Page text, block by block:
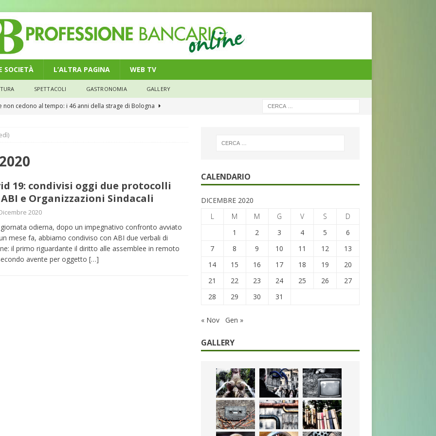
SOCIETÀ L’ALTRA PAGINA WEB TV
SPETTACOLI GASTRONOMIA GALLERY
non cedono al tempo: i 46 anni della strage di Bologna
un modello di equilibrio nel credito. Debiti più leggeri e rate sotto
num.16/2026 – Legge di Bilancio 2026 – Il nuovo limite di 5000
in denaro, ma anche i benefit aziendali
caregiver: la sfida quotidiana dell’assistenza tra ferie e rinunce
19: condivisi oggi due protocolli
e Organizzazioni Sindacali
2020
odierna, dopo un impegnativo confronto avviato
mese fa, abbiamo condiviso con ABI due verbali di
il primo riguardante il diritto alle assemblee in remoto
avente per oggetto […]
CALENDARIO
DICEMBRE 2020
L
M M G V S
D
1
2 3 4 5
6
7
8 9 10 11 12
13
14
15 16 17 18 19
20
21
22 23 24 25 26
27
28
29 30 31
« Nov Gen »
GALLERY